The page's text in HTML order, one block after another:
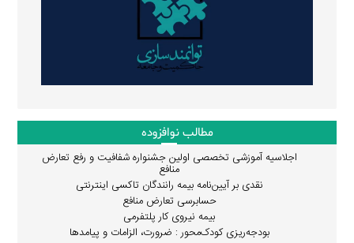
مطالب نوافزوده
اجلاسیه آموزشی تخصصی اولین جشنواره شفافیت و رفع تعارض
منافع
نقدی بر آیین‌نامه بیمه رانندگان تاکسی اینترنتی
حسابرسی تعارض منافع
بیمه نیروی کار پلتفرمی
بودجه‌ریزی کودک‌محور : ضرورت، الزامات و پیامدها